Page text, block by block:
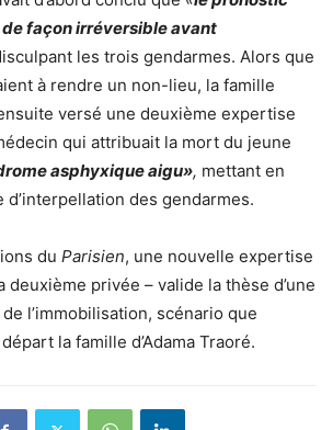
façon irréversible avant
les trois gendarmes. Alors que
à rendre un non-lieu, la famille
versé une deuxième expertise
qui attribuait la mort du jeune
asphyxique aigu», mettant en
d’interpellation des gendarmes.
du Parisien, une nouvelle expertise
deuxième privée – valide la thèse d’une
l’immobilisation, scénario que
la famille d’Adama Traoré.